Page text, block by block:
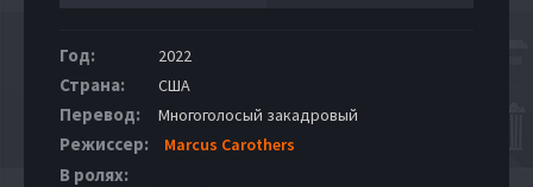
Год: 2022
Страна: США
Перевод: Многоголосый закадровый
Режиссер: Marcus Carothers
В ролях: